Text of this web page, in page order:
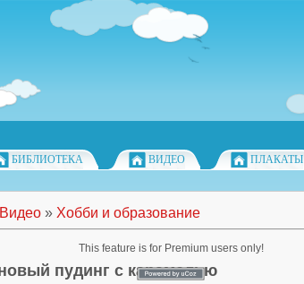
БИБЛИОТЕКА ВИДЕО ПЛАКАТЫ
Видео » Хобби и образование
пудинг с карамелью
This feature is for Premium users only!